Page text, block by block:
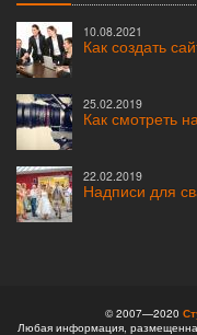
10.08.2021
Как создать
25.02.2019
Как смотреть
22.02.2019
Надписи для
© 2007—2020
Любая информация,